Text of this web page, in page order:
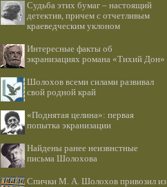
Судьба этих бумаг – настоящий
детектив, причем с отчетливым
краеведческим уклоном
Интересные факты об
экранизациях романа «Тихий Дон»
Шолохов всеми силами развивал
свой родной край
«Поднятая целина»: первая
попытка экранизации
Найдены ранее неизвнстные
письма Шолохова
Спички М. А. Шолохов привозил из